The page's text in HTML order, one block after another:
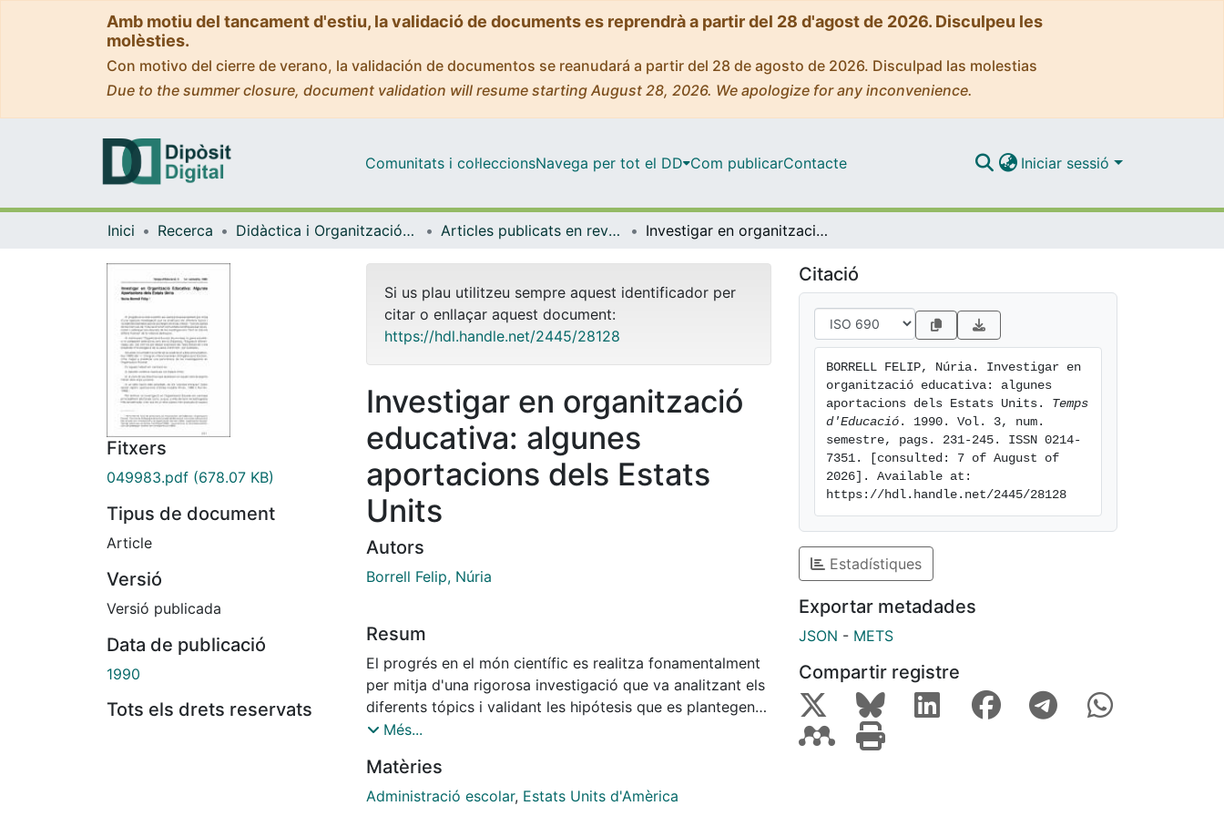
Amb motiu del tancament d'estiu, la validació de documents es reprendrà a partir del 28 d'agost de 2026. Disculpeu les
molèsties.
Con motivo del cierre de verano, la validación de documentos se reanudará a partir del 28 de agosto de 2026. Disculpad las molestias
Due to the summer closure, document validation will resume starting August 28, 2026. We apologize for any inconvenience.
Comunitats i col·leccionsNavega per tot el DD Com publicarContacte Iniciar sessió
Inici Recerca Didàctica i Organització Educativa Articles publicats en revistes (Didàctica i Organització Educativa) Investigar en organització educativa: algunes aportacions dels Estats Units
Fitxers
049983.pdf (678.07 KB)
Tipus de document
Article
Versió
Versió publicada
Data de publicació
1990
Tots els drets reservats
Si us plau utilitzeu sempre aquest identificador per
citar o enllaçar aquest document:
https://hdl.handle.net/2445/28128
Investigar en organització
educativa: algunes
aportacions dels Estats
Units
Autors
Borrell Felip, Núria
Resum
El progrés en el món científic es realitza fonamentalment
per mitja d'una rigorosa investigació que va analitzant els
diferents tópics i validant les hipótesis que es plantegen
en el seu treball. Tots els camps de les Ciéncies de
publiquen els resultats de les investigacions. Però no tots
els ambits frueixen de la mateixa dedicació.
Més...
Matèries
Administració escolar, Estats Units d'Amèrica
Citació
BORRELL FELIP, Núria. Investigar en
organització educativa: algunes
aportacions dels Estats Units. Temps
d'Educació . 1990. Vol. 3, num.
semestre, pags. 231-245. ISSN 0214-
7351. [consulted: 7 of August of
2026]. Available at:
https://hdl.handle.net/2445/28128
Estadístiques
Exportar metadades
JSON - METS
Compartir registre